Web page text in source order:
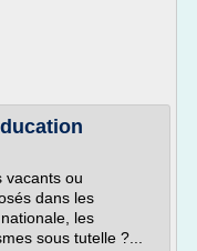
vacants ou
dans les
les
sous tutelle ?...